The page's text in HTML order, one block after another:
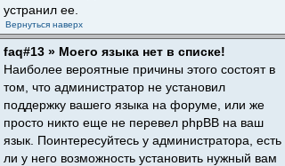
устранил ее.
Вернуться наверх
faq#13 » Моего языка нет в списке!
Наиболее вероятные причины этого состоят в
том, что администратор не установил
поддержку вашего языка на форуме, или же
просто никто еще не перевел phpBB на ваш
язык. Поинтересуйтесь у администратора, есть
ли у него возможность установить нужный вам